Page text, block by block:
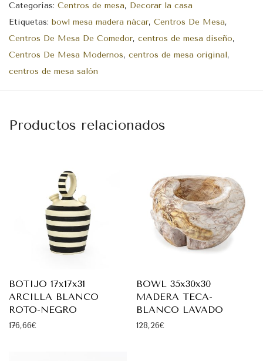
Categorías: Centros de mesa, Decorar la casa
Etiquetas: bowl mesa madera nácar, Centros De Mesa,
Centros De Mesa De Comedor, centros de mesa diseño,
Centros De Mesa Modernos, centros de mesa original,
centros de mesa salón
Productos relacionados
BOTIJO 17x17x31
ARCILLA BLANCO
ROTO-NEGRO
176,66€
BOWL 35x30x30
MADERA TECA-
BLANCO LAVADO
128,26€